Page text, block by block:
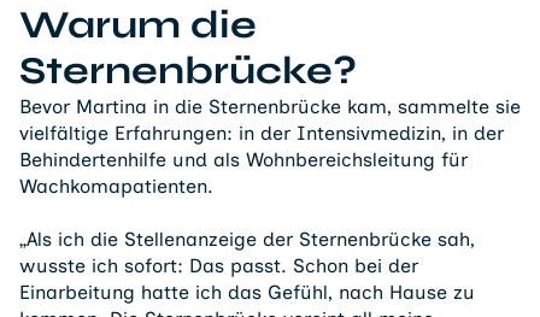
Warum die
Sternenbrücke?
Bevor Martina in die Sternenbrücke kam, sammelte sie
vielfältige Erfahrungen: in der Intensivmedizin, in der
Behindertenhilfe und als Wohnbereichsleitung für
Wachkomapatienten.
„Als ich die Stellenanzeige der Sternenbrücke sah,
wusste ich sofort: Das passt. Schon bei der
Einarbeitung hatte ich das Gefühl, nach Hause zu